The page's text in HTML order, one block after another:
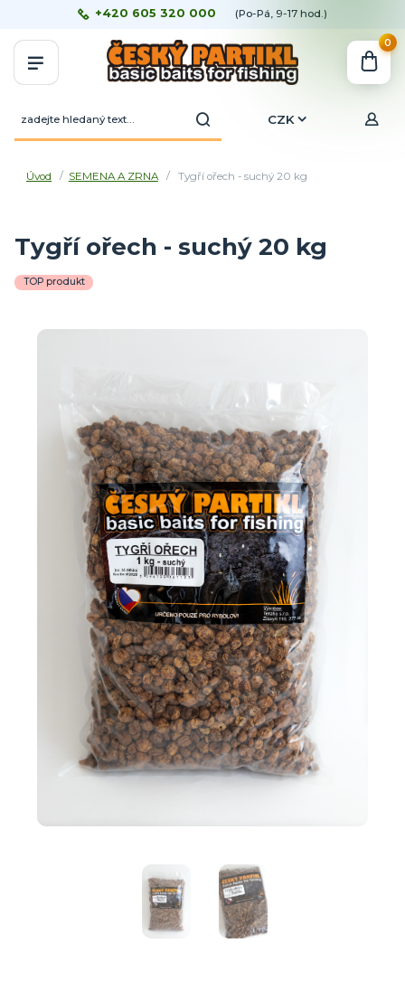
CZK
+420 605 320 000 (Po-Pá, 9-17 hod.)
0
Úvod SEMENA A ZRNA Tygří ořech - suchý 20 kg
Tygří ořech - suchý 20 kg
TOP produkt